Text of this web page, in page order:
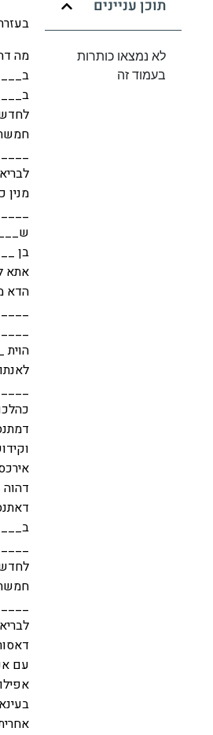
מה דהות קדמנא
ב________ בשבת
ב________________
לחדש ________ שנת
חמשת אלפים ושבע מאות
________ ________
לבריאת עולם למנין שאנו
________________ איך
ש________________
בן ________________
אתא לקדמנא ואמר לנא
________________ בת
________________ כד
הוית _______ אנסיבת לי
לאנתו מן קדמת דנא במתא
________________
דמתנסבין לגובריהון בחופה
וקידושין ובכתובה וכדו
אירכס לה שטר כתובתא
דהוה כתב לה מנאי מיומא
________________
לחדש ________ שנת
חמשת אלפים ושבע מאות
_______ _________
לבריאת העולם ואמרו רבנן
דאסור לבר ישראל לשהויי
עם אנתתיה בלא כתובה
אפילו שעתא חדא וכען
בעינא למיכתב לה כתובתא
אחריתא בחריקא דכתובתא